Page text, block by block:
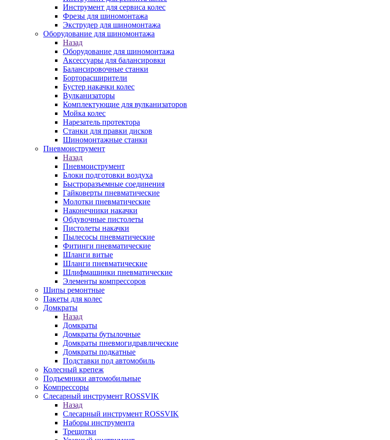
Инструмент для сервиса колес
Фрезы для шиномонтажа
Экструдер для шиномонтажа
Оборудование для шиномонтажа
Назад
Оборудование для шиномонтажа
Аксессуары для балансировки
Балансировочные станки
Борторасширители
Бустер накачки колес
Вулканизаторы
Комплектующие для вулканизаторов
Мойка колес
Нарезатель протектора
Станки для правки дисков
Шиномонтажные станки
Пневмоиструмент
Назад
Пневмоиструмент
Блоки подготовки воздуха
Быстроразъемные соединения
Гайковерты пневматические
Молотки пневматические
Наконечники накачки
Обдувочные пистолеты
Пистолеты накачки
Пылесосы пневматические
Фитинги пневматические
Шланги витые
Шланги пневматические
Шлифмашинки пневматические
Элементы компрессоров
Шипы ремонтные
Пакеты для колес
Домкраты
Назад
Домкраты
Домкраты бутылочные
Домкраты пневмогидравлические
Домкраты подкатные
Подставки под автомобиль
Колесный крепеж
Подъемники автомобильные
Компрессоры
Слесарный инструмент ROSSVIK
Назад
Слесарный инструмент ROSSVIK
Наборы инструмента
Трещотки